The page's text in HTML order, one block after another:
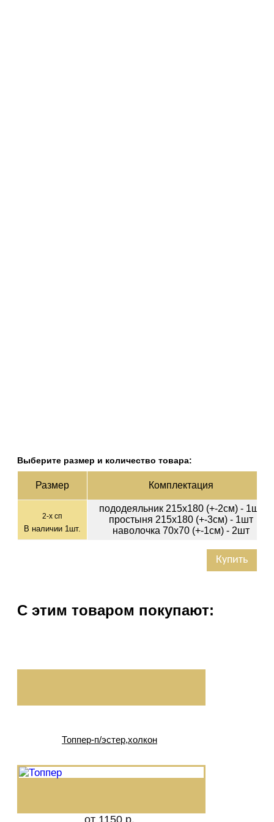
Выберите размер и количество товара:
Раз­мер Ком­плек­тация
2-х сп
В наличии 1шт.
пододеяльник 215х180 (+-2см) - 1шт
простыня 215х180 (+-3см) - 1шт
наволочка 70х70 (+-1см) - 2шт
Купить
С этим товаром покупают:
Топпер-п/эстер,холкон